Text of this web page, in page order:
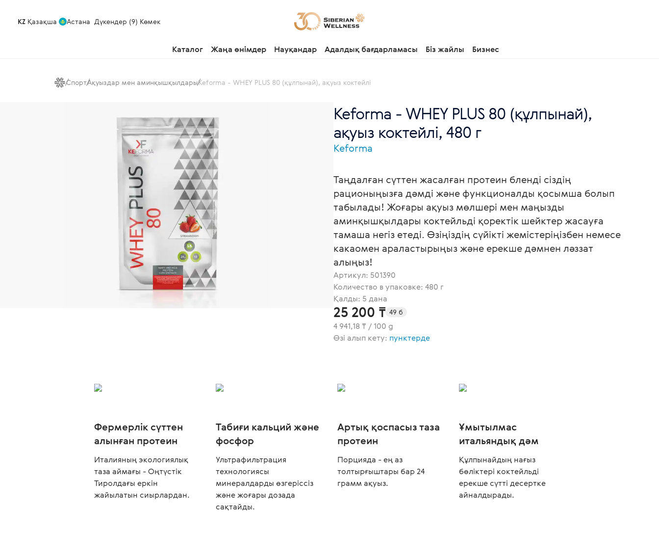
KZ Қазақша Астана Дүкендер (9) Көмек
Каталог Жаңа өнімдер Науқандар Адалдық бағдарламасы Біз жайлы Бизнес
СпортАқуыздар мен аминқышқылдарыKeforma - WHEY PLUS 80 (құлпынай), ақуыз коктейлі
Keforma - WHEY PLUS 80 (құлпынай),
ақуыз коктейлі, 480 г
Keforma
Таңдалған сүттен жасалған протеин бленді сіздің
рационыңызға дәмді және функционалды қосымша болып
табылады! Жоғары ақуыз мөлшері мен маңызды
аминқышқылдары коктейльді қоректік шейктер жасауға
тамаша негіз етеді. Өзіңіздің сүйікті жемістеріңізбен немесе
какаомен араластырыңыз және ерекше дәмнен ләззат
алыңыз!
Артикул: 501390
Количество в упаковке: 480 г
Қалды: 5 дана
25 200 ₸ 49 б
4 941,18 ₸ / 100 g
Өзі алып кету: пунктерде
Фермерлік сүттен
алынған протеин
Италияның экологиялық
таза аймағы - Оңтүстік
Тиролдағы еркін
жайылатын сиырлардан.
Табиғи кальций және
фосфор
Ультрафильтрация
технологиясы
минералдарды өзгеріссіз
және жоғары дозада
сақтайды.
Артық қоспасыз таза
протеин
Порцияда - ең аз
толтырғыштары бар 24
грамм ақуыз.
Ұмытылмас
итальяндық дәм
Құлпынайдың нағыз
бөліктері коктейльді
ерекше сүтті десертке
айналдырады.